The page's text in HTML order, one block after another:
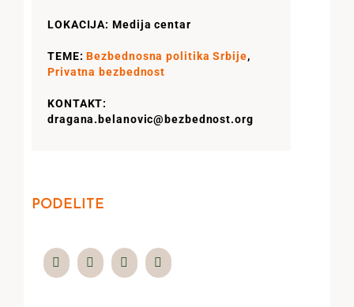
LOKACIJA: Medija centar
TEME:Bezbednosna politika Srbije,
Privatna bezbednost
KONTAKT:
dragana.belanovic@bezbednost.org
PODELITE